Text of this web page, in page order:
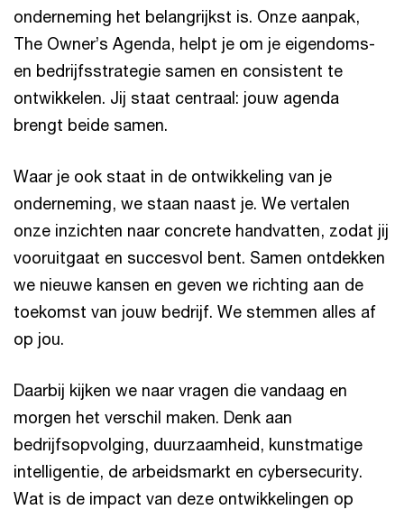
onderneming het belangrijkst is. Onze aanpak,
The Owner’s Agenda, helpt je om je eigendoms-
en bedrijfsstrategie samen en consistent te
ontwikkelen. Jij staat centraal: jouw agenda
brengt beide samen.
Waar je ook staat in de ontwikkeling van je
onderneming, we staan naast je. We vertalen
onze inzichten naar concrete handvatten, zodat jij
vooruitgaat en succesvol bent. Samen ontdekken
we nieuwe kansen en geven we richting aan de
toekomst van jouw bedrijf. We stemmen alles af
op jou.
Daarbij kijken we naar vragen die vandaag en
morgen het verschil maken. Denk aan
bedrijfsopvolging, duurzaamheid, kunstmatige
intelligentie, de arbeidsmarkt en cybersecurity.
Wat is de impact van deze ontwikkelingen op